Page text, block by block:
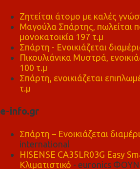
Ζητείται άτομο με καλές
Μαγούλα Σπάρτης, πωλείται
μονοκατοικία 197 τ.μ
Σπάρτη - Ενοικιάζεται
Πικουλιάνικα Μυστρά,
100 τ.μ
Σπάρτη, ενοικιάζεται
τ.μ
e-info.gr
Σπάρτη – Ενοικιάζεται
international
HISENSE CA35LR03G Easy
Κλιματιστικό - euronics